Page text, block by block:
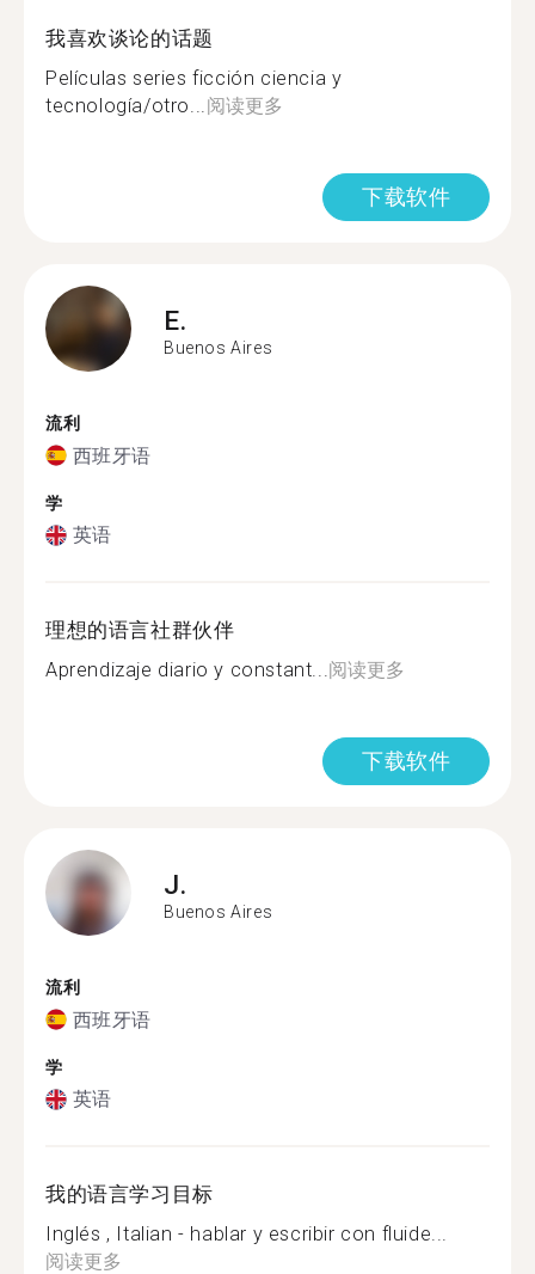
我喜欢谈论的话题
Películas series ficción ciencia y
tecnología/otro...阅读更多
下载软件
E.
Buenos Aires
流利
西班牙语
学
英语
理想的语言社群伙伴
Aprendizaje diario y constant...阅读更多
下载软件
J.
Buenos Aires
流利
西班牙语
学
英语
我的语言学习目标
Inglés , Italian - hablar y escribir con fluide...
阅读更多